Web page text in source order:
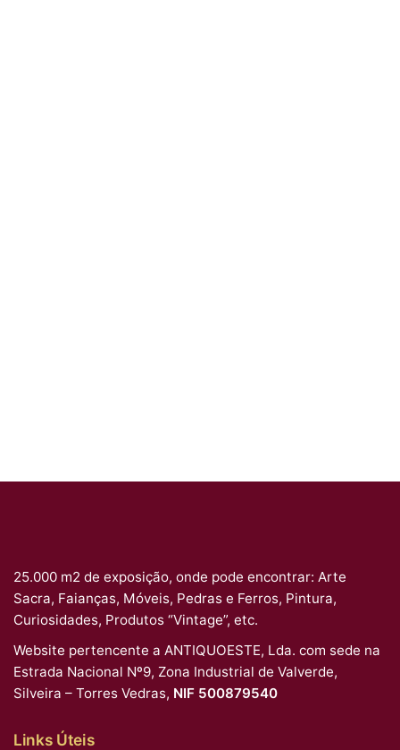
25.000 m2 de exposição, onde pode encontrar: Arte
Sacra, Faianças, Móveis, Pedras e Ferros, Pintura,
Curiosidades, Produtos “Vintage”, etc.
Website pertencente a ANTIQUOESTE, Lda. com sede na
Estrada Nacional Nº9, Zona Industrial de Valverde,
Silveira – Torres Vedras, NIF 500879540
Links Úteis